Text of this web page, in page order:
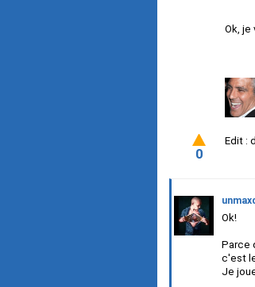
Ok, je
Edit :
0
Ok!
Parce
c'est
Je